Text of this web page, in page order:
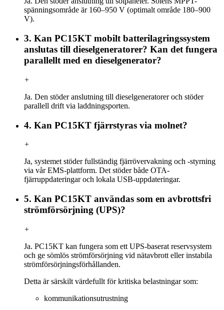
spänningsområde är 160–950 V (optimalt område 180–900
V).
3. Kan PC15KT mobilt batterilagringssystem
anslutas till dieselgeneratorer? Kan det fungera
parallellt med en dieselgenerator?
+
Ja. Den stöder anslutning till dieselgeneratorer och stöder
parallell drift via laddningsporten.
4. Kan PC15KT fjärrstyras via molnet?
+
Ja, systemet stöder fullständig fjärrövervakning och -styrning
via vår EMS-plattform. Det stöder både OTA-
fjärruppdateringar och lokala USB-uppdateringar.
5. Kan PC15KT användas som en avbrottsfri
strömförsörjning (UPS)?
+
Ja. PC15KT kan fungera som ett UPS-baserat reservsystem
och ge sömlös strömförsörjning vid nätavbrott eller instabila
strömförsörjningsförhållanden.
Detta är särskilt värdefullt för kritiska belastningar som:
kommunikationsutrustning